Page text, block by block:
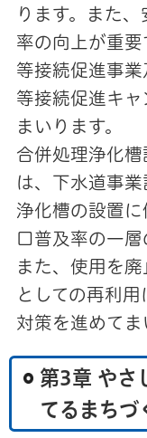
ります。また
率の向上が重
等接続促進事
等接続促進キャ
まいります。
合併処理浄化
は、下水道事
浄化槽の設置
口普及率の一層
また、使用を
としての再利
対策を進めてま
第3章 やさ
てるまちづ